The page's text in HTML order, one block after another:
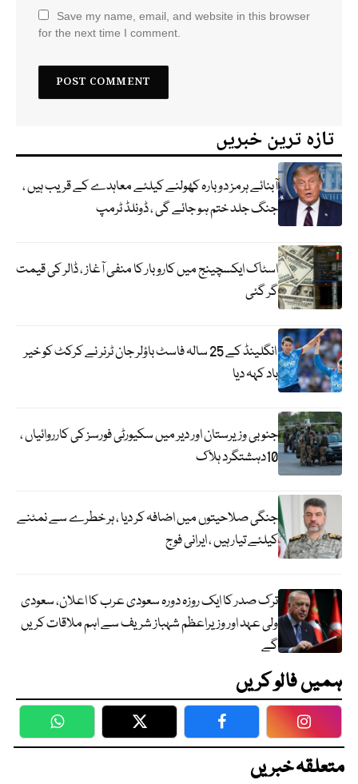
Save my name, email, and website in this browser
for the next time I comment.
تازہ ترین خبریں
آبنائے ہرمز دوبارہ کھولنے کیلئے معاہدے کے قریب ہیں ،
جنگ جلد ختم ہو جائے گی ، ڈونلڈ ٹرمپ
اسٹاک ایکسچینج میں کاروبار کا منفی آغاز ، ڈالر کی قیمت
گر گئی
انگلینڈ کے 25 سالہ فاسٹ باؤلر جان ٹرنر نے کرکٹ کو خیر
باد کہہ دیا
جنوبی وزیرستان اور دیر میں سکیورٹی فورسز کی کارروائیاں ،
10دہشتگرد ہلاک
جنگی صلاحیتوں میں اضافہ کر دیا ، ہر خطرے سے نمٹنے
کیلئے تیار ہیں ، ایرانی فوج
ترک صدر کا ایک روزہ دورہ سعودی عرب کا اعلان، سعودی
ولی عہد اور وزیراعظم شہباز شریف سے اہم ملاقات کریں
گے
ہمیں فالو کریں
WhatsApp Twitter Facebook
متعلقہ خبریں